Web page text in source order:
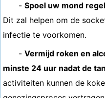
- Spoel uw mond
Dit zal helpen om de
infectie te voorkomen.
- Vermijd roken en
minste 24 uur nadat de
activiteiten kunnen de